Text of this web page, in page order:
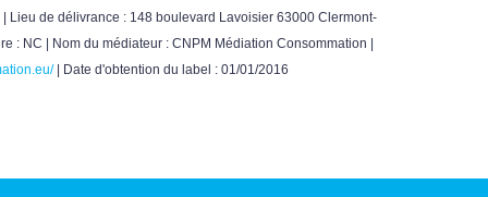
Lieu de délivrance : 148 boulevard Lavoisier 63000 Clermont-
: NC | Nom du médiateur : CNPM Médiation Consommation |
| Date d'obtention du label : 01/01/2016